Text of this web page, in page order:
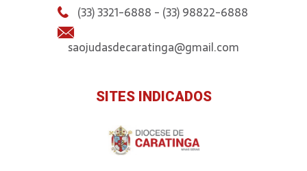
(33) 3321-6888 - (33) 98822-6888
saojudasdecaratinga@gmail.com
SITES INDICADOS